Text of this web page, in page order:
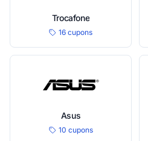
Trocafone
16 cupons
Asus
10 cupons